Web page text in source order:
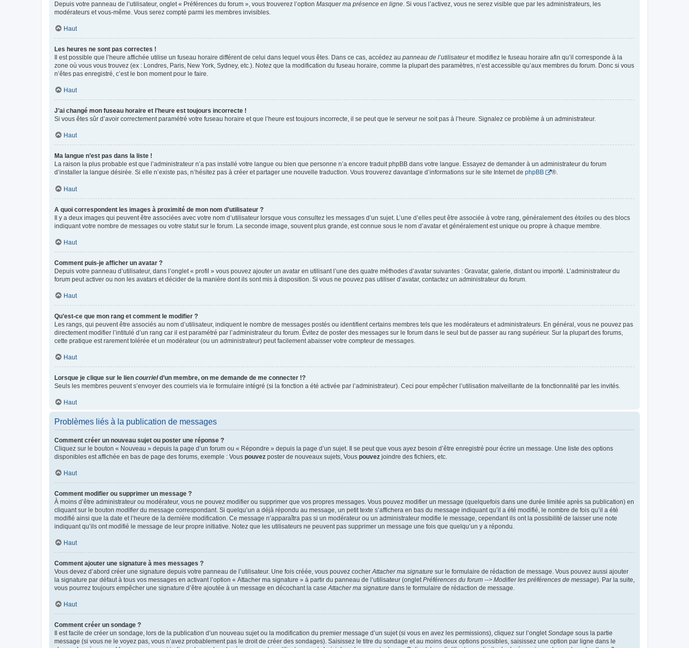
Depuis votre panneau de l’utilisateur, onglet « Préférences du forum », vous trouverez l’option Masquer ma présence en ligne. Si vous l’activez, vous ne serez visible que par les administrateurs, les
modérateurs et vous-même. Vous serez compté parmi les membres invisibles.
Haut
Les heures ne sont pas correctes !
Il est possible que l’heure affichée utilise un fuseau horaire différent de celui dans lequel vous êtes. Dans ce cas, accédez au panneau de l’utilisateuret modifiez le fuseau horaire afin qu’il corresponde à la
zone où vous vous trouvez (ex : Londres, Paris, New York, Sydney, etc.). Notez que la modification du fuseau horaire, comme la plupart des paramètres, n’est accessible qu’aux membres du forum. Donc si vous
n’êtes pas enregistré, c’est le bon moment pour le faire.
Haut
J’ai changé mon fuseau horaire et l’heure est toujours incorrecte !
Si vous êtes sûr d’avoir correctement paramétré votre fuseau horaire et que l’heure est toujours incorrecte, il se peut que le serveur ne soit pas à l’heure. Signalez ce problème à un administrateur.
Haut
Ma langue n’est pas dans la liste !
La raison la plus probable est que l’administrateur n’a pas installé votre langue ou bien que personne n’a encore traduit phpBB dans votre langue. Essayez de demander à un administrateur du forum
d’installer la langue désirée. Si elle n’existe pas, n’hésitez pas à créer et partager une nouvelle traduction. Vous trouverez davantage d’informations sur le site Internet de phpBB ®.
Haut
A quoi correspondent les images à proximité de mon nom d’utilisateur ?
Il y a deux images qui peuvent être associées avec votre nom d’utilisateur lorsque vous consultez les messages d’un sujet. L’une d’elles peut être associée à votre rang, généralement des étoiles ou des blocs
indiquant votre nombre de messages ou votre statut sur le forum. La seconde image, souvent plus grande, est connue sous le nom d’avatar et généralement est unique ou propre à chaque membre.
Haut
Comment puis-je afficher un avatar ?
Depuis votre panneau d’utilisateur, dans l’onglet « profil » vous pouvez ajouter un avatar en utilisant l’une des quatre méthodes d’avatar suivantes : Gravatar, galerie, distant ou importé. L’administrateur du
forum peut activer ou non les avatars et décider de la manière dont ils sont mis à disposition. Si vous ne pouvez pas utiliser d’avatar, contactez un administrateur du forum.
Haut
Qu’est-ce que mon rang et comment le modifier ?
Les rangs, qui peuvent être associés au nom d’utilisateur, indiquent le nombre de messages postés ou identifient certains membres tels que les modérateurs et administrateurs. En général, vous ne pouvez pas
directement modifier l’intitulé d’un rang car il est paramétré par l’administrateur du forum. Évitez de poster des messages sur le forum dans le seul but de passer au rang supérieur. Sur la plupart des forums,
cette pratique est rarement tolérée et un modérateur (ou un administrateur) peut facilement abaisser votre compteur de messages.
Haut
Lorsque je clique sur le lien courrield’un membre, on me demande de me connecter !?
Seuls les membres peuvent s’envoyer des courriels via le formulaire intégré (si la fonction a été activée par l’administrateur). Ceci pour empêcher l’utilisation malveillante de la fonctionnalité par les invités.
Haut
Problèmes liés à la publication de messages
Comment créer un nouveau sujet ou poster une réponse ?
Cliquez sur le bouton « Nouveau » depuis la page d’un forum ou « Répondre » depuis la page d’un sujet. Il se peut que vous ayez besoin d’être enregistré pour écrire un message. Une liste des options
disponibles est affichée en bas de page des forums, exemple : Vous pouvez poster de nouveaux sujets, Vous pouvez joindre des fichiers, etc.
Haut
Comment modifier ou supprimer un message ?
À moins d’être administrateur ou modérateur, vous ne pouvez modifier ou supprimer que vos propres messages. Vous pouvez modifier un message (quelquefois dans une durée limitée après sa publication) en
cliquant sur le bouton modifierdu message correspondant. Si quelqu’un a déjà répondu au message, un petit texte s’affichera en bas du message indiquant qu’il a été modifié, le nombre de fois qu’il a été
modifié ainsi que la date et l’heure de la dernière modification. Ce message n’apparaîtra pas si un modérateur ou un administrateur modifie le message, cependant ils ont la possibilité de laisser une note
indiquant qu’ils ont modifié le message de leur propre initiative. Notez que les utilisateurs ne peuvent pas supprimer un message une fois que quelqu’un y a répondu.
Haut
Comment ajouter une signature à mes messages ?
Vous devez d’abord créer une signature depuis votre panneau de l’utilisateur. Une fois créée, vous pouvez cocherAttacher ma signature sur le formulaire de rédaction de message. Vous pouvez aussi ajouter
la signature par défaut à tous vos messages en activant l’option « Attacher ma signature » à partir du panneau de l’utilisateur (ongletPréférences du forum --> Modifier les préférences de message). Par la suite,
vous pourrez toujours empêcher une signature d’être ajoutée à un message en décochant la caseAttacher ma signature dans le formulaire de rédaction de message.
Haut
Comment créer un sondage ?
Il est facile de créer un sondage, lors de la publication d’un nouveau sujet ou la modification du premier message d’un sujet (si vous en avez les permissions), cliquez sur l’ongletSondage sous la partie
message (si vous ne le voyez pas, vous n’avez probablement pas le droit de créer des sondages). Saisissez le titre du sondage et au moins deux options possibles, saisissez une option par ligne dans le